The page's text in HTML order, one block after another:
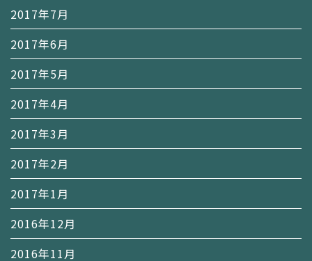
2017年7月
2017年6月
2017年5月
2017年4月
2017年3月
2017年2月
2017年1月
2016年12月
2016年11月